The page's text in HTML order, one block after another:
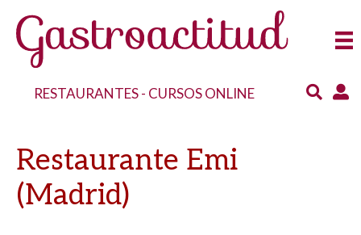
RESTAURANTES- CURSOS ONLINE
Restaurante Emi
(Madrid)